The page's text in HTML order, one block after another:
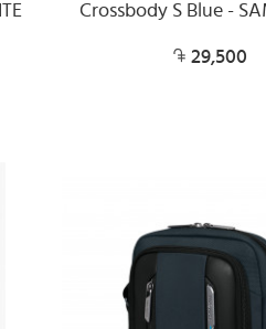
Crossbody S Blue -
29,500